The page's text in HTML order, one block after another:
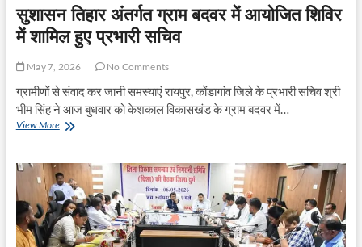
सुशासन तिहार अंतर्गत ग्राम बदवर में आयोजित शिविर
में शामिल हुए प्रभारी सचिव
May 7, 2026 No Comments
ग्रामीणों से संवाद कर जानी समस्याएं रायपुर, कोंडागांव जिले के प्रभारी सचिव श्री
भीम सिंह ने आज बुधवार को केशकाल विकासखंड के ग्राम बदवर में…
View Moreसुशासन
ग्राम
बदवर
में
आयोजित
शिविर
में